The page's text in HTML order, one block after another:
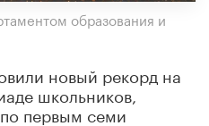
образования и
новый рекорд на
школьников,
первым семи